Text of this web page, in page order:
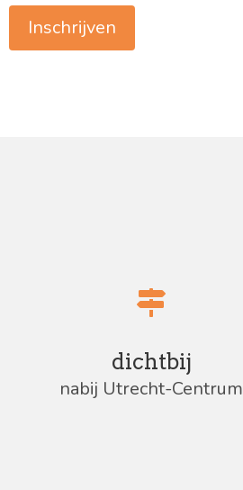
Inschrijven
dichtbij
nabij Utrecht-Centrum